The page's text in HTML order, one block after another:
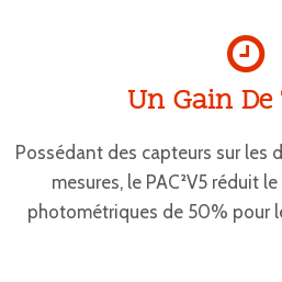
Un Gain De
Possédant des capteurs sur les
mesures, le PAC²V5 réduit
photométriques de 50% pour